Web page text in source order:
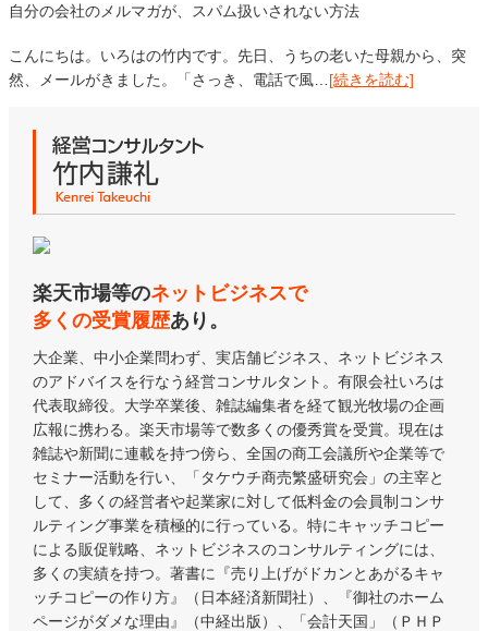
自分の会社のメルマガが、スパム扱いされない方法
こんにちは。いろはの竹内です。先日、うちの老いた母親から、突
然、メールがきました。「さっき、電話で風… [続きを読む]
楽天市場等のネットビジネスで
多くの受賞履歴あり。
大企業、中小企業問わず、実店舗ビジネス、ネットビジネス
のアドバイスを行なう経営コンサルタント。有限会社いろは
代表取締役。大学卒業後、雑誌編集者を経て観光牧場の企画
広報に携わる。楽天市場等で数多くの優秀賞を受賞。現在は
雑誌や新聞に連載を持つ傍ら、全国の商工会議所や企業等で
セミナー活動を行い、「タケウチ商売繁盛研究会」の主宰と
して、多くの経営者や起業家に対して低料金の会員制コンサ
ルティング事業を積極的に行っている。特にキャッチコピー
による販促戦略、ネットビジネスのコンサルティングには、
多くの実績を持つ。著書に『売り上げがドカンとあがるキャ
ッチコピーの作り方』（日本経済新聞社）、『御社のホーム
ページがダメな理由』（中経出版）、「会計天国」（ＰＨＰ